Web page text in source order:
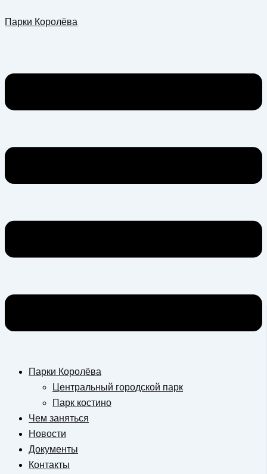
к
Парки Королёва
Парки Королёва
Центральный городской парк
Парк костино
Чем заняться
Новости
Документы
Контакты